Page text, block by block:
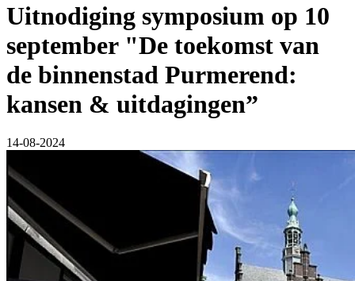
Uitnodiging symposium op 10
september "De toekomst van
de binnenstad Purmerend:
kansen & uitdagingen”
14-08-2024